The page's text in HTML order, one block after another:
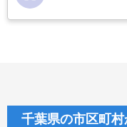
千葉県の市区町